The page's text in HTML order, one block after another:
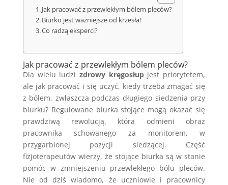
Jak pracować z przewlekłym bólem pleców?
Biurko jest ważniejsze od krzesła!
Co radzą eksperci?
Jak pracować z przewlekłym bólem pleców?
Dla wielu ludzi zdrowy kręgosłup jest priorytetem,
ale jak pracować i się uczyć, kiedy trzeba zmagać się
z bólem, zwłaszcza podczas długiego siedzenia przy
biurku? Regulowane biurka stojące mogą okazać się
prawdziwą rewolucją, która odmieni obraz
pracownika schowanego za monitorem, w
przygarbionej pozycji siedzącej. Część
fizjoterapeutów wierzy, że stojące biurka są w stanie
pomóc w zmniejszeniu przewlekłego bólu pleców.
Nie od dziś wiadomo, że uczniowie i pracownicy